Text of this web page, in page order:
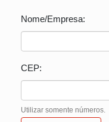
Nome/Empresa:
CEP:
Utilizar somente números.